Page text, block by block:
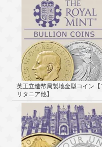
英王立造幣局製地金型コイン【
リタニア他】